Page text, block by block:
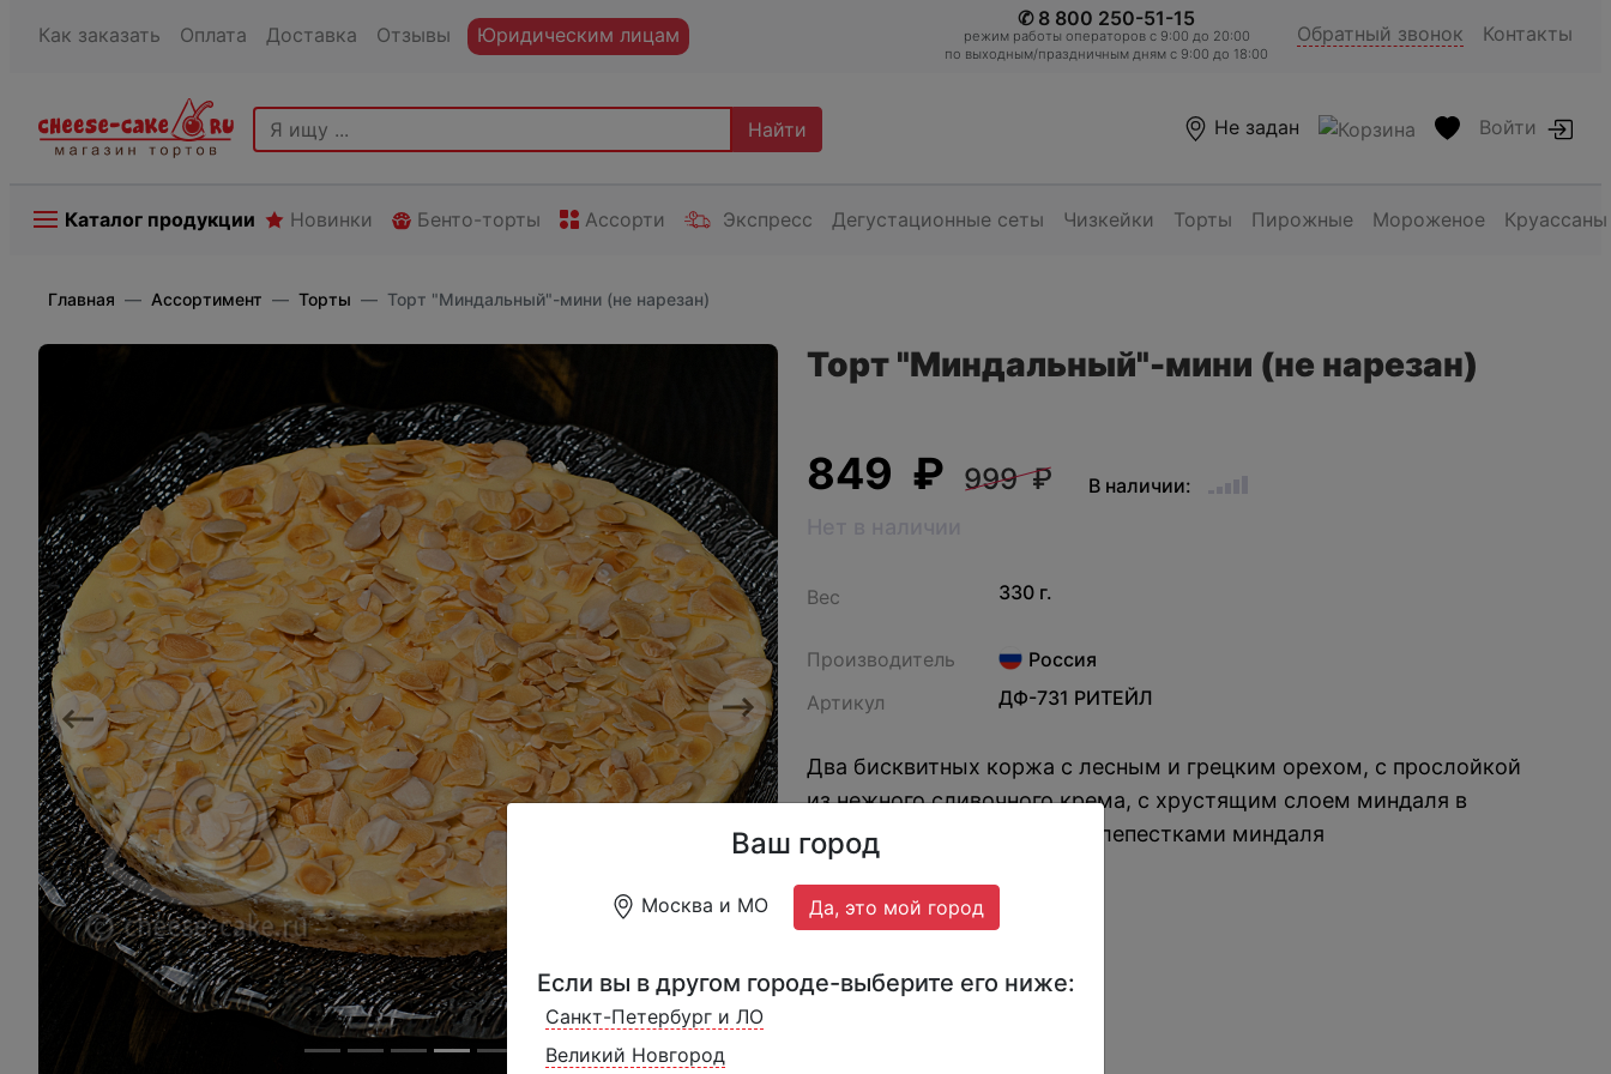
Как заказать Оплата Доставка Отзывы Юридическим лицам
✆ 8 800 250-51-15
режим работы операторов c 9:00 до 20:00
по выходным/праздничным дням с 9:00 до 18:00
Обратный звонок Контакты
Найти Не задан Войти
Каталог продукции Новинки Бенто-торты Ассорти Экспресс Дегустационные сеты Чизкейки Торты Пирожные Мороженое Круассаны
Ваш город
Москва и МО Да, это мой город
Если вы в другом городе-выберите его ниже:
Санкт-Петербург и ЛО
Великий Новгород
Главная Ассортимент Торты Торт "Миндальный"-мини (не нарезан)
Previous Next
Торт "Миндальный"-мини (не нарезан)
849 ₽ 999 ₽ В наличии:
Вес 330 г.
Производитель
Россия
Артикул
ДФ-731 РИТЕЙЛ
Два бисквитных коржа с лесным и грецким орехом, с прослойкой
из нежного сливочного крема, с хрустящим слоем миндаля в
карамели, сверху украшен лепестками миндаля